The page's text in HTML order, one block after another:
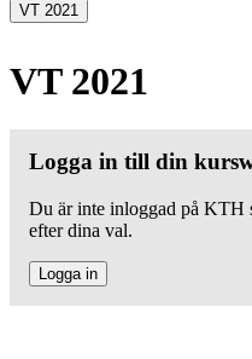
VT 2021
VT 2021
Logga in till din
Du är inte inloggad på KTH
efter dina val.
Logga in